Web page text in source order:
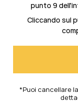
punto 9
Cliccando sul
*Puoi cancellare